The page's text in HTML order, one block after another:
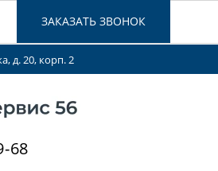
д. 20, корп. 2
68
ЗАКАЗАТЬ ЗВОНОК